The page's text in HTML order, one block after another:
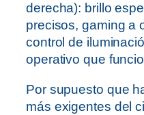
derecha): brillo
precisos, gaming a
control de
operativo que
Por supuesto que
más exigentes del